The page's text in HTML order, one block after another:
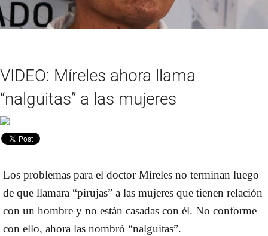
VIDEO: Míreles ahora llama
“nalguitas” a las mujeres
Los problemas para el doctor Míreles no terminan luego
de que llamara “pirujas” a las mujeres que tienen relación
con un hombre y no están casadas con él. No conforme
con ello, ahora las nombró “nalguitas”.